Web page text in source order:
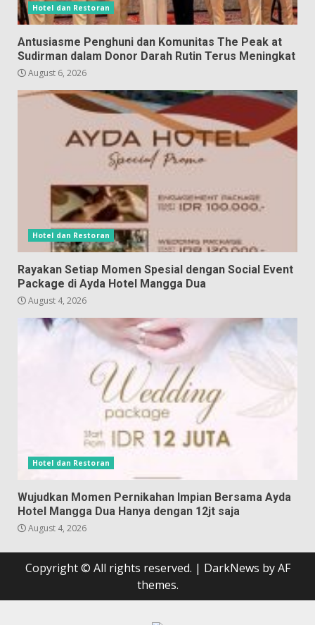
Hotel dan Restoran
Antusiasme Penghuni dan Komunitas The Peak at
Sudirman dalam Donor Darah Rutin Terus Meningkat
August 6, 2026
Hotel dan Restoran
Rayakan Setiap Momen Spesial dengan Social Event
Package di Ayda Hotel Mangga Dua
August 4, 2026
Hotel dan Restoran
Wujudkan Momen Pernikahan Impian Bersama Ayda
Hotel Mangga Dua Hanya dengan 12jt saja
August 4, 2026
Copyright © All rights reserved. | DarkNews by AF
themes.